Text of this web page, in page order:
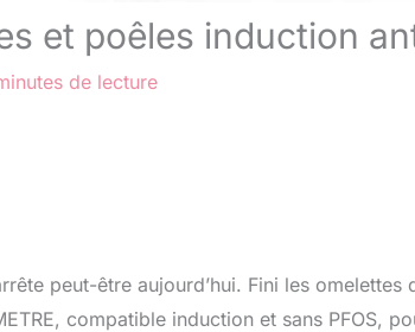
et poêles induction
de lecture
peut-être aujourd’hui. Fini les
compatible induction et sans PFOS,